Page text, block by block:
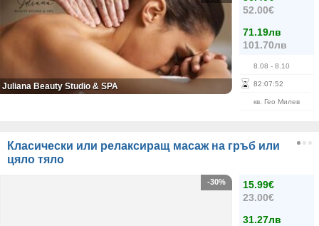
52.00€
71.19лв
101.70лв
8.08 - 8.10
82:07:51
кв. Гео Милев
Juliana Beauty Studio & SPA
Класически или релаксиращ масаж на гръб или
цяло тяло
15.99€
23.00€
31.27лв
-30%